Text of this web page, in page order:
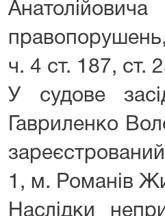
ч. 4 ст. 187, ст.
У судове
Гавриленко
1, м. Романів
Наслідки